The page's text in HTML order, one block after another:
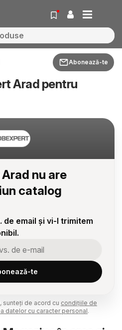
Abonează-te
Arad pentru
nu are
catalog
de email și vi-l trimitem
te
sunteți de acord cu condițiile de
datelor cu caracter personal.